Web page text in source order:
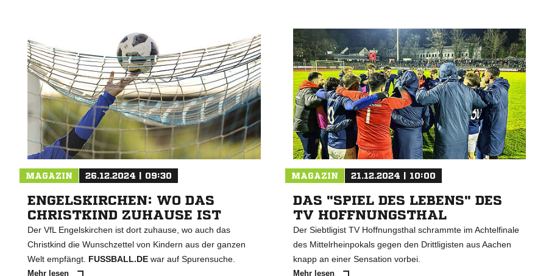
MAGAZIN 26.12.2024 | 09:30
ENGELSKIRCHEN: WO DAS
CHRISTKIND ZUHAUSE IST
Der VfL Engelskirchen ist dort zuhause, wo auch das
Christkind die Wunschzettel von Kindern aus der ganzen
Welt empfängt. FUSSBALL.DE war auf Spurensuche.
Mehr lesen
MAGAZIN 21.12.2024 | 10:00
DAS "SPIEL DES LEBENS" DES
TV HOFFNUNGSTHAL
Der Siebtligist TV Hoffnungsthal schrammte im Achtelfinale
des Mittelrheinpokals gegen den Drittligisten aus Aachen
knapp an einer Sensation vorbei.
Mehr lesen